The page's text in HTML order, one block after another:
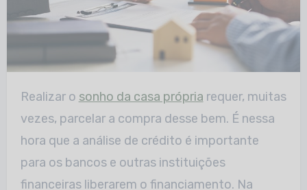
Realizar o sonho da casa própria requer, muitas
vezes, parcelar a compra desse bem. É nessa
hora que a análise de crédito é importante
para os bancos e outras instituições
financeiras liberarem o financiamento. Na